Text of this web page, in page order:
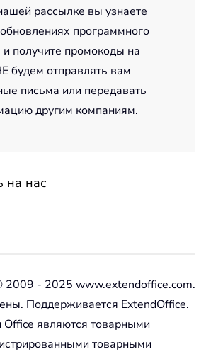
рассылке вы узнаете
программного
получите промокоды на
будем отправлять вам
письма или передавать
другим компаниям.
на нас
2009 - 2025 www.extendoffice.com.
Поддерживается ExtendOffice.
Office являются товарными
товарными